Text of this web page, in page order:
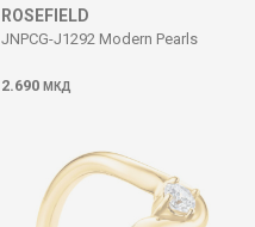
ROSEFIELD
JNPCG-J1292 Modern Pearls
2.690 МКД